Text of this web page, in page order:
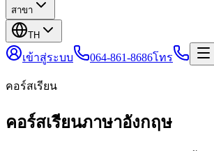
สาขา
TH
เข้าสู่ระบบ 064-861-8686โทร
คอร์สเรียน
คอร์สเรียนภาษาอังกฤษ